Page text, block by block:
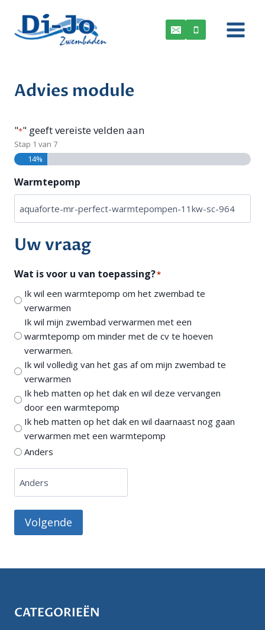
inhoud
Advies module
"*" geeft vereiste velden aan
Stap 1 van 7
14%
Warmtepomp
Uw vraag
Wat is voor u van toepassing?*
Ik wil een warmtepomp om het zwembad te
verwarmen
Ik wil mijn zwembad verwarmen met een
warmtepomp om minder met de cv te hoeven
verwarmen.
Ik wil volledig van het gas af om mijn zwembad te
verwarmen
Ik heb matten op het dak en wil deze vervangen
door een warmtepomp
Ik heb matten op het dak en wil daarnaast nog gaan
verwarmen met een warmtepomp
Anders
Volgende
CATEGORIEËN